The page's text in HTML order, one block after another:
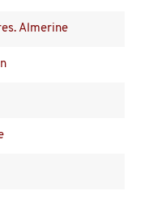
Almerine